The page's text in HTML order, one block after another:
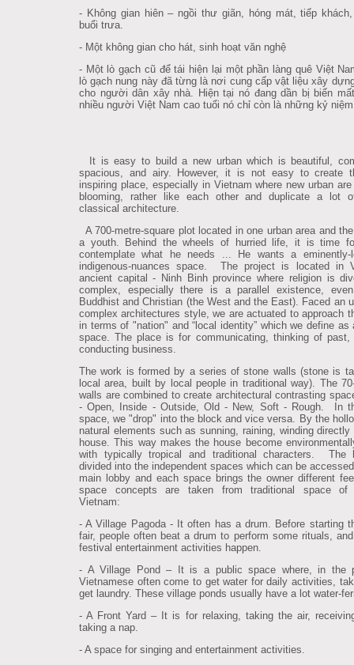
- Không gian hiên – ngồi thư giãn, hóng mát, tiếp
buổi trưa.
- Một không gian cho hát, sinh hoạt văn nghệ
- Một lò gạch cũ để tái hiện lại một phần làng quê Việt
lò gạch nung này đã từng là nơi cung cấp vật liệu xây
cho người dân xây nhà. Hiện tại nó đang dần bị biến
nhiều người Việt Nam cao tuổi nó chỉ còn là những kỷ
It is easy to build a new urban which is beautiful,
spacious, and airy. However, it is not easy to create
inspiring place, especially in Vietnam where new urban
blooming, rather like each other and duplicate a lot
classical architecture.
A 700-metre-square plot located in one urban area and
a youth. Behind the wheels of hurried life, it is time
contemplate what he needs ... He wants a eminently-
indigenous-nuances space. The project is located in
ancient capital - Ninh Binh province where religion is
complex, especially there is a parallel existence,
Buddhist and Christian (the West and the East). Faced an
complex architectures style, we are actuated to approach
in terms of "nation" and “local identity” which we define as
space. The place is for communicating, thinking of past,
conducting business.
The work is formed by a series of stone walls (stone is
local area, built by local people in traditional way). The
walls are combined to create architectural contrasting
- Open, Inside - Outside, Old - New, Soft - Rough. In
space, we "drop" into the block and vice versa. By the
natural elements such as sunning, raining, winding directly
house. This way makes the house become
with typically tropical and traditional characters. The
divided into the independent spaces which can be
main lobby and each space brings the owner different
space concepts are taken from traditional space of
Vietnam:
- A Village Pagoda - It often has a drum. Before starting
fair, people often beat a drum to perform some rituals,
festival entertainment activities happen.
- A Village Pond – It is a public space where, in the
Vietnamese often come to get water for daily activities,
get laundry. These village ponds usually have a lot water-
- A Front Yard – It is for relaxing, taking the air,
taking a nap.
- A space for singing and entertainment activities.